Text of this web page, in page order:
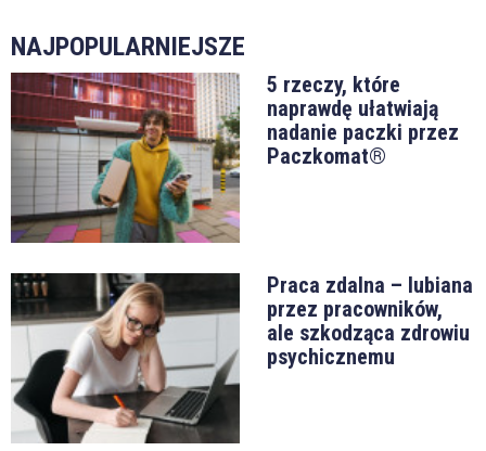
NAJPOPULARNIEJSZE
5 rzeczy, które
naprawdę ułatwiają
nadanie paczki przez
Paczkomat®
Praca zdalna – lubiana
przez pracowników,
ale szkodząca zdrowiu
psychicznemu